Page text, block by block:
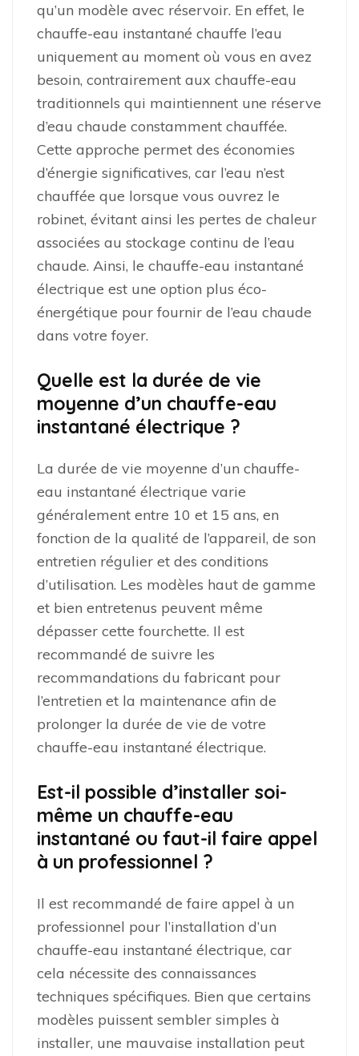
qu’un modèle avec réservoir. En effet, le
chauffe-eau instantané chauffe l’eau
uniquement au moment où vous en avez
besoin, contrairement aux chauffe-eau
traditionnels qui maintiennent une réserve
d’eau chaude constamment chauffée.
Cette approche permet des économies
d’énergie significatives, car l’eau n’est
chauffée que lorsque vous ouvrez le
robinet, évitant ainsi les pertes de chaleur
associées au stockage continu de l’eau
chaude. Ainsi, le chauffe-eau instantané
électrique est une option plus éco-
énergétique pour fournir de l’eau chaude
dans votre foyer.
Quelle est la durée de vie
moyenne d’un chauffe-eau
instantané électrique ?
La durée de vie moyenne d’un chauffe-
eau instantané électrique varie
généralement entre 10 et 15 ans, en
fonction de la qualité de l’appareil, de son
entretien régulier et des conditions
d’utilisation. Les modèles haut de gamme
et bien entretenus peuvent même
dépasser cette fourchette. Il est
recommandé de suivre les
recommandations du fabricant pour
l’entretien et la maintenance afin de
prolonger la durée de vie de votre
chauffe-eau instantané électrique.
Est-il possible d’installer soi-
même un chauffe-eau
instantané ou faut-il faire appel
à un professionnel ?
Il est recommandé de faire appel à un
professionnel pour l’installation d’un
chauffe-eau instantané électrique, car
cela nécessite des connaissances
techniques spécifiques. Bien que certains
modèles puissent sembler simples à
installer, une mauvaise installation peut